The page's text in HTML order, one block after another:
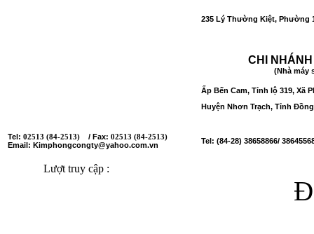
235 Lý Thường Kiệt, Phường
CHI
(Nhà máy
Ấp Bến Cam, Tỉnh lộ 319, Xã
Huyện Nhơn Trạch, Tỉnh
Tel: 02513 (84-2513) / Fax: 02513 (84-2513)
Email: Kimphongcongty@yahoo.com.vn Tel: (84-28) 38658866/
Lượt truy cập :